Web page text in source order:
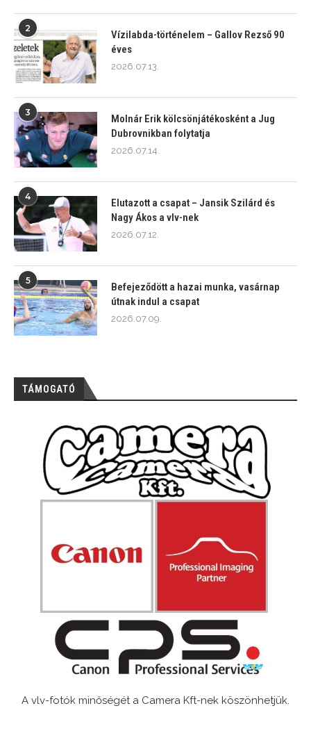
2
Vízilabda-történelem – Gallov Rezső 90
éves
2026.07.13.
3
Molnár Erik kölcsönjátékosként a Jug
Dubrovnikban folytatja
2026.07.14.
4
Elutazott a csapat – Jansik Szilárd és
Nagy Ákos a vlv-nek
2026.07.12.
5
Befejeződött a hazai munka, vasárnap
útnak indul a csapat
2026.07.09.
TÁMOGATÓ
A vlv-fotók minőségét a Camera Kft-nek köszönhetjük.